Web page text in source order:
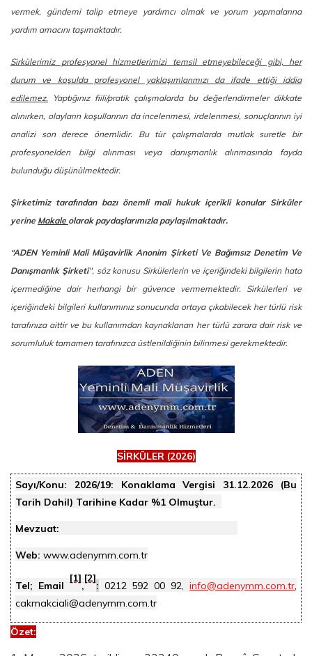
vermek, gündemi talip etmeye yardımcı olmak ve yorum yapmalarına
yardım amacını taşımaktadır.
Sirkülerimiz profesyonel hizmetlerimizi temsil etmeyebileceği gibi, her
durum ve koşulda profesyonel yaklaşımlarımızı da ifade ettiği iddia
edilemez. Yaptığınız fiili/pratik çalışmalarda bu değerlendirmeler dikkate
alınırken, olayların koşullarının da incelenmesi, irdelenmesi, sonuçlarının iyi
analizi son derece önemlidir. Bu tür çalışmalarda mutlak suretle bir
profesyonelden bilgi alınması veya danışmanlık alınmasında fayda
bulunduğu düşünülmektedir.
Şirketimiz tarafından bazı önemli mali hukuk içerikli konular Sirküler
yerine Makale olarak paydaşlarımızla paylaşılmaktadır.
“ADEN Yeminli Mali Müşavirlik Anonim Şirketi Ve Bağımsız Denetim Ve
Danışmanlık Şirketi", söz konusu Sirkülerlerin ve içeriğindeki bilgilerin hata
içermediğine dair herhangi bir güvence vermemektedir. Sirkülerleri ve
içeriğindeki bilgileri kullanımınız sonucunda ortaya çıkabilecek her türlü risk
tarafınıza aittir ve bu kullanımdan kaynaklanan her türlü zarara dair risk ve
sorumluluk tamamen tarafınızca üstlenildiğinin bilinmesi gerekmektedir.
SİRKÜLER (2026)
Sayı/Konu: 2026/19: Konaklama Vergisi 31.12.2026 (Bu
Tarih Dahil) Tarihine Kadar %1 Olmuştur.
Mevzuat:
Web: www.adenymm.com.tr
Tel; Email
[1]
,
[2]
: 0212 592 00 92,info@adenymm.com.tr,
cakmakciali@adenymm.com.tr
Özet: